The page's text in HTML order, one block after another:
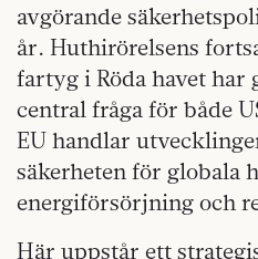
avgörande
år. Huthirörelsens
fartyg i Röda havet
central fråga för både
EU handlar
säkerheten för globala
energiförsörjning och
Här uppstår ett